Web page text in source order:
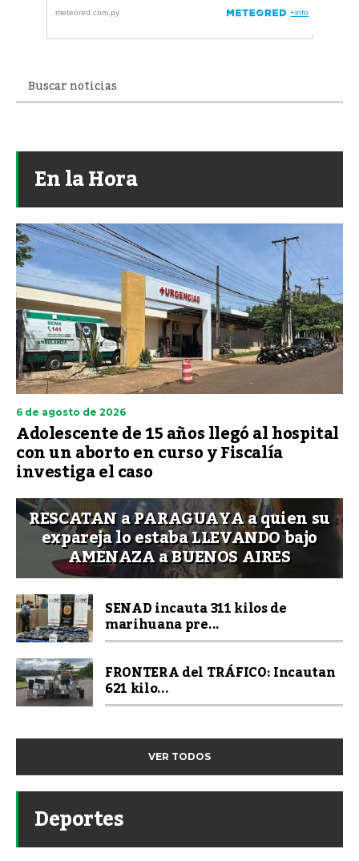
En la Hora
6 de agosto de 2026
Adolescente de 15 años llegó al hospital
con un aborto en curso y Fiscalía
investiga el caso
RESCATAN a PARAGUAYA a quien su
expareja lo estaba LLEVANDO bajo
AMENAZA a BUENOS AIRES
SENAD incauta 311 kilos de
marihuana pre...
FRONTERA del TRÁFICO: Incautan
621 kilo...
VER TODOS
Deportes